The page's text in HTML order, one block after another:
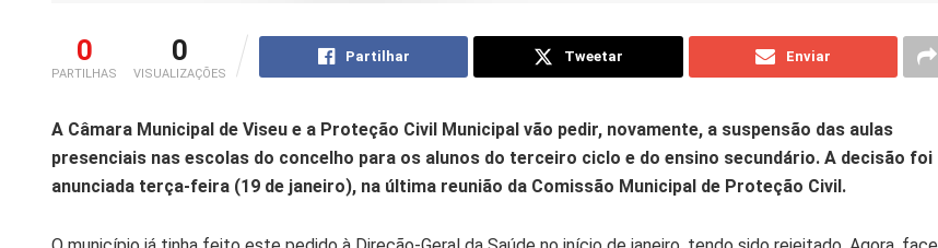
0
PARTILHAS
0
VISUALIZAÇÕES
Partilhar Tweetar Enviar
A Câmara Municipal de Viseu e a Proteção Civil Municipal vão pedir, novamente, a suspensão das aulas
presenciais nas escolas do concelho para os alunos do terceiro ciclo e do ensino secundário. A decisão foi
anunciada terça-feira (19 de janeiro), na última reunião da Comissão Municipal de Proteção Civil.